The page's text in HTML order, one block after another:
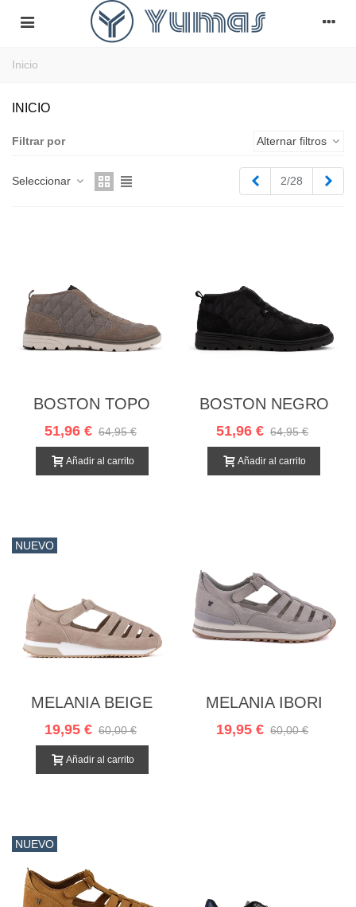
Inicio
INICIO
Filtrar por Alternar filtros
Seleccionar Anterior
3/28
BOSTON TOPO
51,96 € 64,95 €
Añadir al carrito
BOSTON NEGRO
51,96 € 64,95 €
Añadir al carrito
NUEVO
MELANIA BEIGE
19,95 € 60,00 €
Añadir al carrito
MELANIA IBORI
19,95 € 60,00 €
NUEVO